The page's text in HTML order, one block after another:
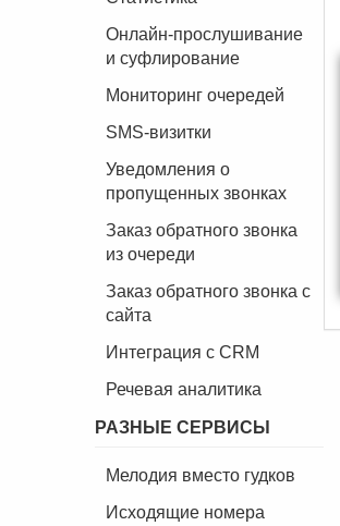
Онлайн-прослушивание
и суфлирование
Мониторинг очередей
SMS-визитки
Уведомления о
пропущенных звонках
Заказ обратного звонка
из очереди
Заказ обратного звонка с
сайта
Интеграция с CRM
Речевая аналитика
РАЗНЫЕ СЕРВИСЫ
Мелодия вместо гудков
Исходящие номера